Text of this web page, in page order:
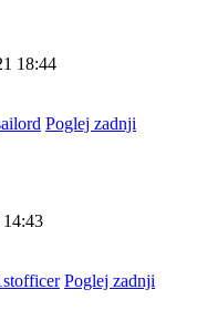
18:44
Poglej zadnji
Poglej zadnji